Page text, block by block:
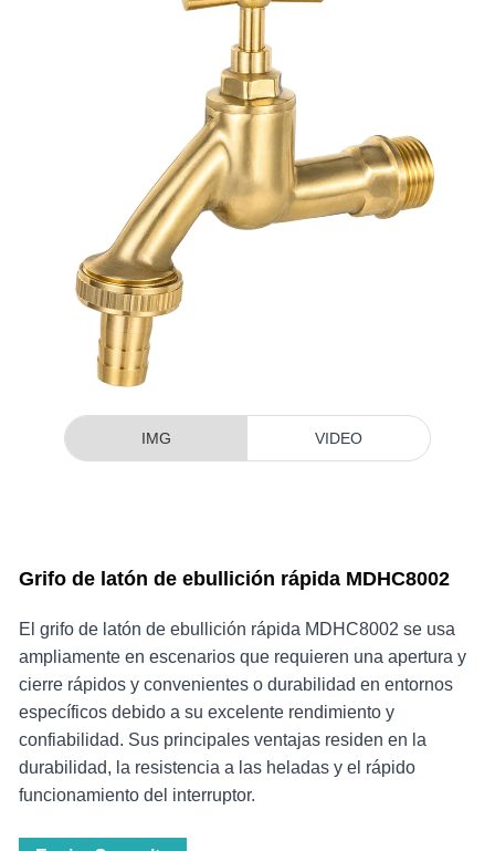
IMG VIDEO
Grifo de latón de ebullición rápida MDHC8002
El grifo de latón de ebullición rápida MDHC8002 se usa
ampliamente en escenarios que requieren una apertura y
cierre rápidos y convenientes o durabilidad en entornos
específicos debido a su excelente rendimiento y
confiabilidad. Sus principales ventajas residen en la
durabilidad, la resistencia a las heladas y el rápido
funcionamiento del interruptor.